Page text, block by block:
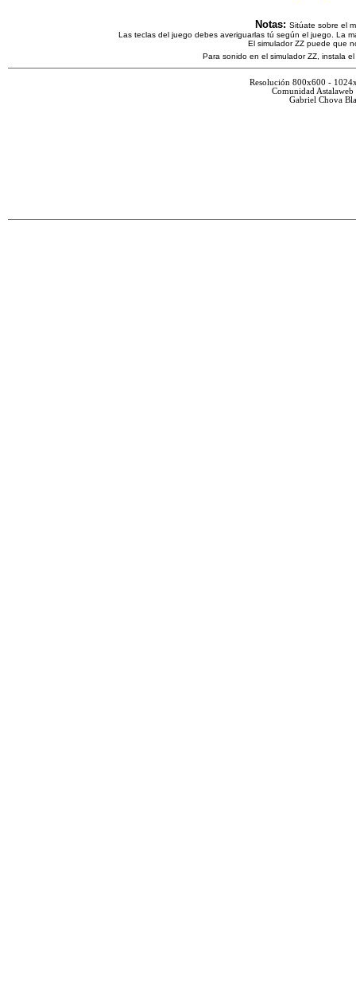
Notas: Sitúate sobre el
Las teclas del juego debes averiguarlas tú según el juego. La
El simulador ZZ puede que
Para sonido en el simulador ZZ, instala
Resolución 800x600 -
Comunidad
Gabriel Chova